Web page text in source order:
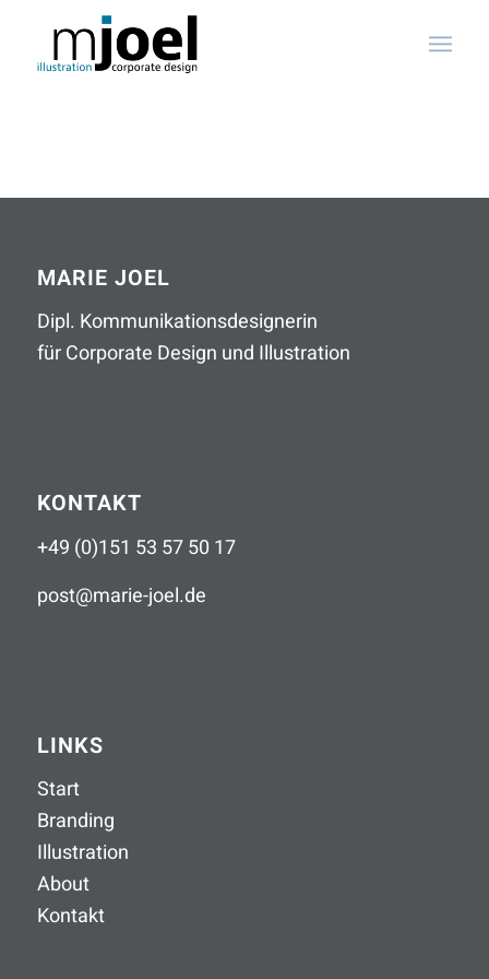
MARIE JOEL
Dipl. Kommunikationsdesignerin
für Corporate Design und Illustration
KONTAKT
+49 (0)151 53 57 50 17
post@marie-joel.de
LINKS
Start
Branding
Illustration
About
Kontakt